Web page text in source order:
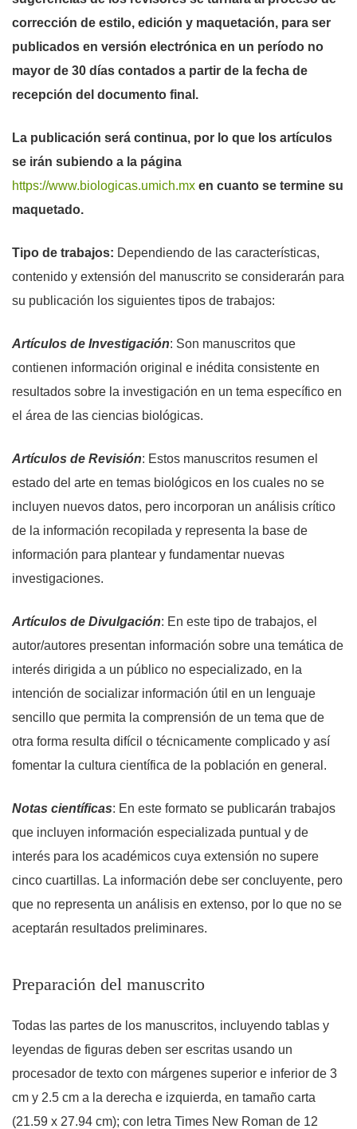
corrección de estilo, edición y maquetación, para ser
publicados en versión electrónica en un período no
mayor de 30 días contados a partir de la fecha de
recepción del documento final.
La publicación será continua, por lo que los artículos
se irán subiendo a la página
https://www.biologicas.umich.mx en cuanto se termine su
maquetado.
Tipo de trabajos: Dependiendo de las características,
contenido y extensión del manuscrito se considerarán para
su publicación los siguientes tipos de trabajos:
Artículos de Investigación: Son manuscritos que
contienen información original e inédita consistente en
resultados sobre la investigación en un tema específico en
el área de las ciencias biológicas.
Artículos de Revisión: Estos manuscritos resumen el
estado del arte en temas biológicos en los cuales no se
incluyen nuevos datos, pero incorporan un análisis crítico
de la información recopilada y representa la base de
información para plantear y fundamentar nuevas
investigaciones.
Artículos de Divulgación: En este tipo de trabajos, el
autor/autores presentan información sobre una temática de
interés dirigida a un público no especializado, en la
intención de socializar información útil en un lenguaje
sencillo que permita la comprensión de un tema que de
otra forma resulta difícil o técnicamente complicado y así
fomentar la cultura científica de la población en general.
Notas científicas: En este formato se publicarán trabajos
que incluyen información especializada puntual y de
interés para los académicos cuya extensión no supere
cinco cuartillas. La información debe ser concluyente, pero
que no representa un análisis en extenso, por lo que no se
aceptarán resultados preliminares.
Preparación del manuscrito
Todas las partes de los manuscritos, incluyendo tablas y
leyendas de figuras deben ser escritas usando un
procesador de texto con márgenes superior e inferior de 3
cm y 2.5 cm a la derecha e izquierda, en tamaño carta
(21.59 x 27.94 cm); con letra Times New Roman de 12